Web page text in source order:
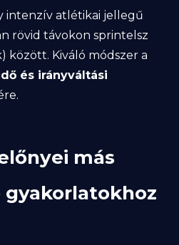
intenzív atlétikai jellegű
rövid távokon sprintelsz
között. Kiváló módszer a
és irányváltási
más